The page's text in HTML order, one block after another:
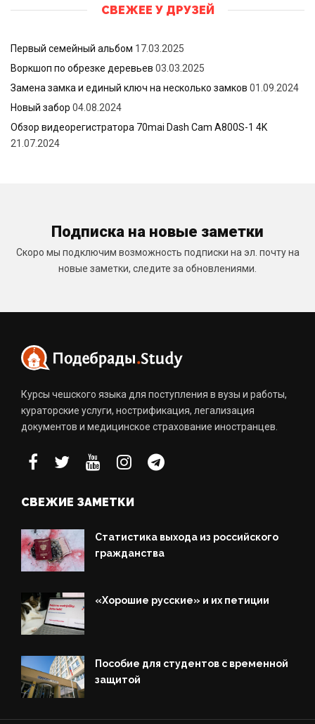
СВЕЖЕЕ У ДРУЗЕЙ
Первый семейный альбом 17.03.2025
Воркшоп по обрезке деревьев 03.03.2025
Замена замка и единый ключ на несколько замков 01.09.2024
Новый забор 04.08.2024
Обзор видеорегистратора 70mai Dash Cam A800S-1 4K
21.07.2024
Подписка на новые заметки
Скоро мы подключим возможность подписки на эл. почту на
новые заметки, следите за обновлениями.
Курсы чешского языка для поступления в вузы и работы,
кураторские услуги, нострификация, легализация
документов и медицинское страхование иностранцев.
СВЕЖИЕ ЗАМЕТКИ
Статистика выхода из российского
гражданства
«Хорошие русские» и их петиции
Пособие для студентов с временной
защитой